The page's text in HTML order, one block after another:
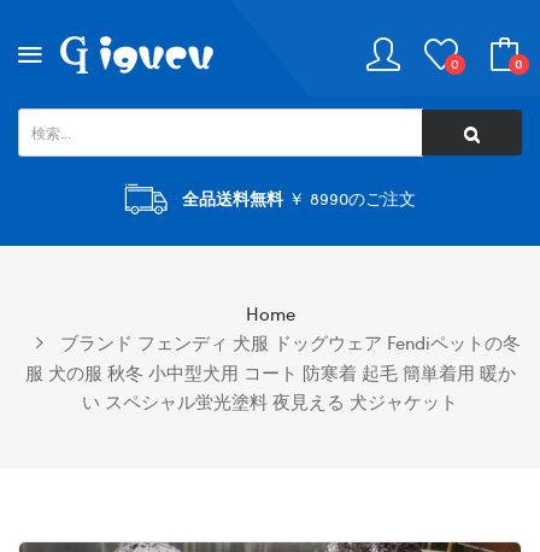
0 0
全品送料無料￥ 8990のご注文
Home
ブランド フェンディ 犬服 ドッグウェア Fendiペットの冬
服 犬の服 秋冬 小中型犬用 コート 防寒着 起毛 簡単着用 暖か
い スペシャル蛍光塗料 夜見える 犬ジャケット